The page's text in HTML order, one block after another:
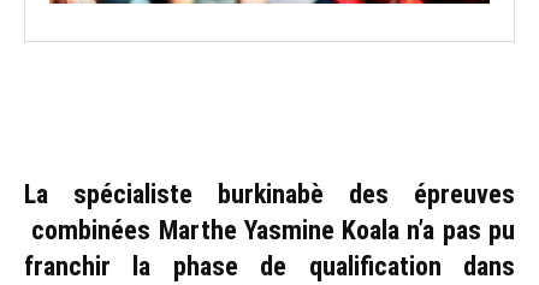
La spécialiste burkinabè des épreuves
combinées Marthe Yasmine Koala n’a pas pu
franchir la phase de qualification dans